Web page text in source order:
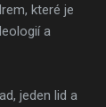
které je
a
jeden lid a